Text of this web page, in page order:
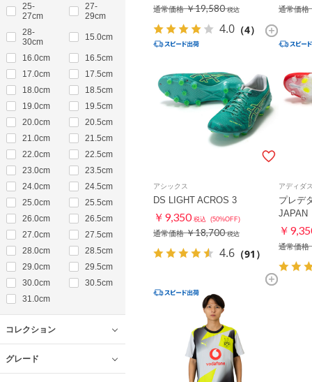
25-
27cm
27-
29cm
28-
30cm
15.0cm
16.0cm
16.5cm
17.0cm
17.5cm
18.0cm
18.5cm
19.0cm
19.5cm
20.0cm
20.5cm
21.0cm
21.5cm
22.0cm
22.5cm
23.0cm
23.5cm
24.0cm
24.5cm
25.0cm
25.5cm
26.0cm
26.5cm
27.0cm
27.5cm
28.0cm
28.5cm
29.0cm
29.5cm
30.0cm
30.5cm
31.0cm
コレクション
グレード
通常価格￥19,580 税込
4.0 （4）
通常価格
アシックス
DS LIGHT ACROS 3
￥9,350 税込 (50%OFF)
通常価格￥18,700 税込
4.6 （91）
アディダ
プレデ
JAPAN
￥
通常価格